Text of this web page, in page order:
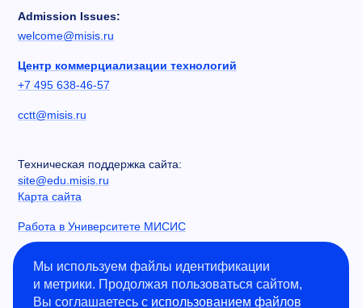
Admission Issues:
welcome@misis.ru
Центр коммерциализации технологий
+7 495 638-46-57
cctt@misis.ru
Техническая поддержка сайта:
site@edu.misis.ru
Карта сайта
Работа в Университете МИСИС
Сведения об образовательной организации
Информация о закупках
Противодействие коррупции
Мы используем файлы идентификации
и метрики. Продолжая пользоваться сайтом,
Вы соглашаетесь с использованием файлов